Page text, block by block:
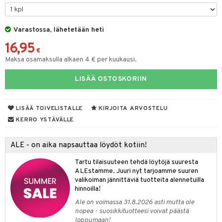
Varastossa, lähetetään heti
16,95 €
Maksa osamaksulla alkaen 4 € per kuukausi.
LISÄÄ OSTOSKORIIN
LISÄÄ TOIVELISTALLE
KIRJOITA ARVOSTELU
KERRO YSTÄVÄLLE
ALE - on aika napsauttaa löydöt kotiin!
Tartu tilaisuuteen tehdä löytöjä suuresta
ALEstamme. Juuri nyt tarjoamme suuren
valikoiman jännittäviä tuotteita alennetuilla
hinnoilla!
Ale on voimassa 31.8.2026 asti mutta ole
nopea - suosikkituotteesi voivat päästä
loppumaan!
poisto
iho
iho
iho
iho
& Highlighter
hoito
tarvikkeet
/ Kajaali
de cologne
de toilette
&
Set
tuotteet
tuotteet
shave balm
shave lotion